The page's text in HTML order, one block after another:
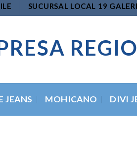
SUCURSAL LOCAL 19
JEANS MOHICANO DIVI